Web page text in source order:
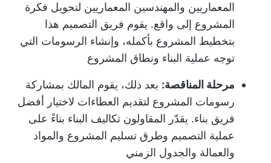
المعماريين والمهندسين المعماريين لتحويل فكرة
المشروع إلى واقع. يقوم فريق التصميم هذا
بتخطيط المشروع بأكمله، وإنشاء الرسومات التي
توجه عملية البناء ونطاق المشروع
مرحلة المناقصة: بعد ذلك، يقوم المالك بمشاركة
رسومات المشروع لتقديم العطاءات لاختيار أفضل
فريق بناء. يقدّر المقاولون تكاليف البناء بناءً على
عملية التصميم وطرق تسليم المشروع والمواد
والعمالة والجدول الزمني